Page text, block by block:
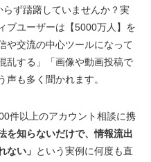
らず躊躇していませんか？実
ブユーザーは【5000万人】を
や交流の中心ツールになって
乱する」「画像や動画投稿で
声も多く聞かれます。
件以上のアカウント相談に携
を知らないだけで、情報流出
ない」 という実例に何度も直